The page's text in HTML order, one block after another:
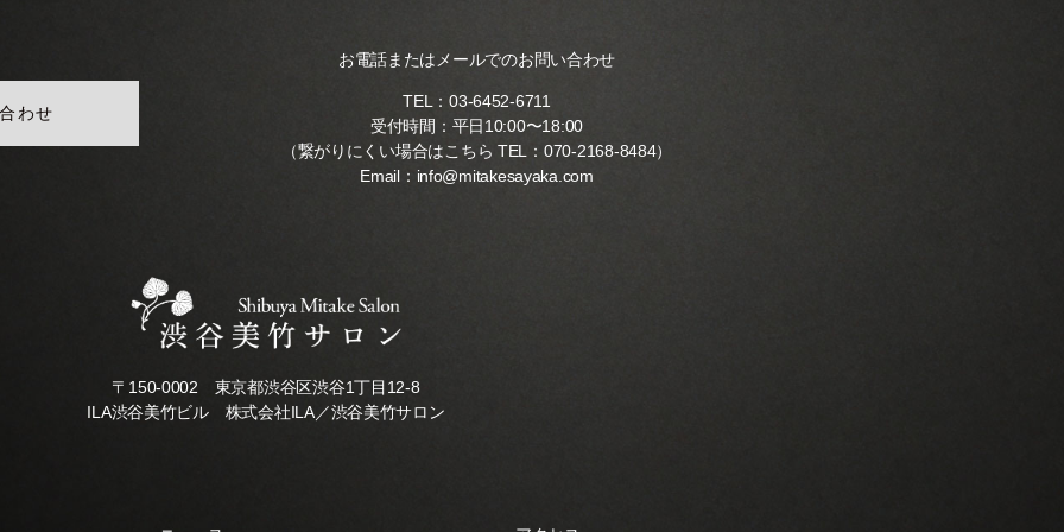
わせ
お電話またはメールでのお問い合わせ
TEL：03-6452-6711
受付時間：平日10:00〜18:00
（繋がりにくい場合はこちら TEL： 070-2168-8484）
Email： info@mitakesayaka.com
〒150-0002 東京都渋谷区渋谷1丁目12-8
ILA渋谷美竹ビル 株式会社ILA／渋谷美竹サロン